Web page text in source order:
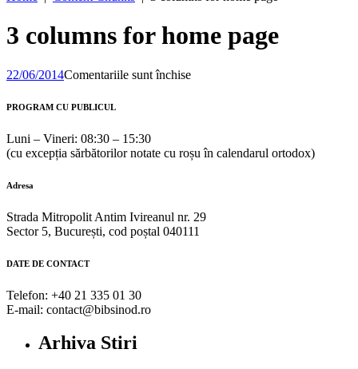
3 columns for home page
22/06/2014Comentariile sunt închisepentru
page
PROGRAM CU PUBLICUL
Luni – Vineri: 08:30 – 15:30
(cu excepția sărbătorilor notate cu roșu în calendarul ortodox)
Adresa
Strada Mitropolit Antim Ivireanul nr. 29
Sector 5, București, cod poștal 040111
DATE DE CONTACT
Telefon: +40 21 335 01 30
E-mail: contact@bibsinod.ro
Arhiva Stiri